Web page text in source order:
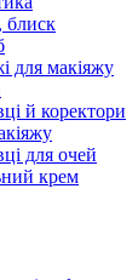
блиск
для макіяжу
й коректори
для очей
крем